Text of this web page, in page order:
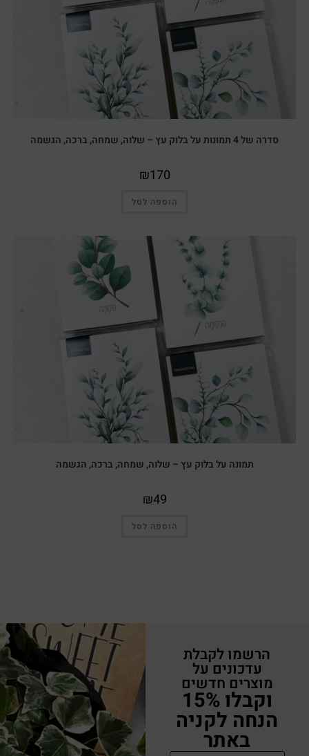
סדרה של 4 תמונות על בלוק עץ – שלוה, שמחה, ברכה, הגשמה
₪170
הוספה לסל
תמונה על בלוק עץ – שלוה, שמחה, ברכה, הגשמה
₪49
הוספה לסל
הרשמו לקבלת
עדכונים על
מוצרים חדשים
וקבלו 15%
הנחה לקניה
באתר